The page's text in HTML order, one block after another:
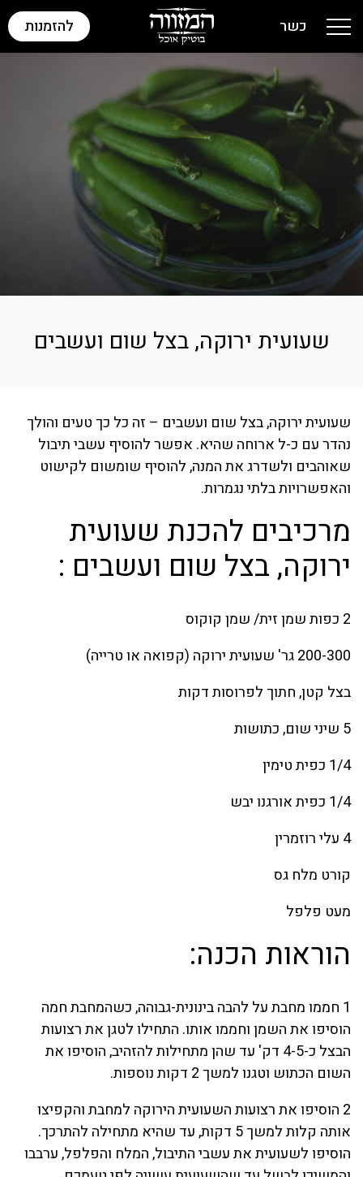
להזמנות
כשר
שעועית ירוקה, בצל שום ועשבים
שעועית ירוקה, בצל שום ועשבים – זה כל כך טעים והולך
נהדר עם כ-ל ארוחה שהיא. אפשר להוסיף עשבי תיבול
שאוהבים ולשדרג את המנה, להוסיף שומשום לקישוט
והאפשרויות בלתי נגמרות.
מרכיבים להכנת שעועית
ירוקה, בצל שום ועשבים :
2 כפות שמן זית/ שמן קוקוס
200-300 גר' שעועית ירוקה (קפואה או טרייה)
בצל קטן, חתוך לפרוסות דקות
5 שיני שום, כתושות
1/4 כפית טימין
1/4 כפית אורגנו יבש
4 עלי רוזמרין
קורט מלח גס
מעט פלפל
הוראות הכנה:
1 חממו מחבת על להבה בינונית-גבוהה, כשהמחבת חמה
הוסיפו את השמן וחממו אותו. התחילו לטגן את רצועות
הבצל כ-4-5 דק' עד שהן מתחילות להזהיב, הוסיפו את
השום הכתוש וטגנו למשך 2 דקות נוספות.
2 הוסיפו את רצועות השעועית הירוקה למחבת והקפיצו
אותה קלות למשך 5 דקות, עד שהיא מתחילה להתרכך.
הוסיפו לשעועית את עשבי התיבול, המלח והפלפל, ערבבו